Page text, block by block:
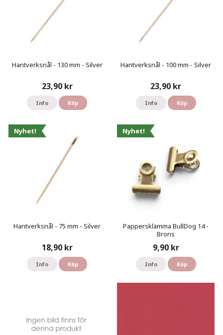
Hantverksnål - 130 mm - Silver
23,90 kr
Info Köp
Hantverksnål - 100 mm - Silver
23,90 kr
Info Köp
Nyhet!
Hantverksnål - 75 mm - Silver
18,90 kr
Info Köp
Nyhet!
Pappersklämma BullDog 14 -
Brons
9,90 kr
Info Köp